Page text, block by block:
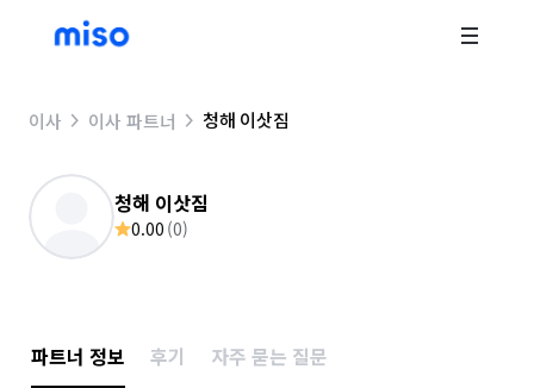
이사 이사 파트너 청해 이삿짐
청해 이삿짐
0.00 (0)
파트너 정보 후기 자주 묻는 질문